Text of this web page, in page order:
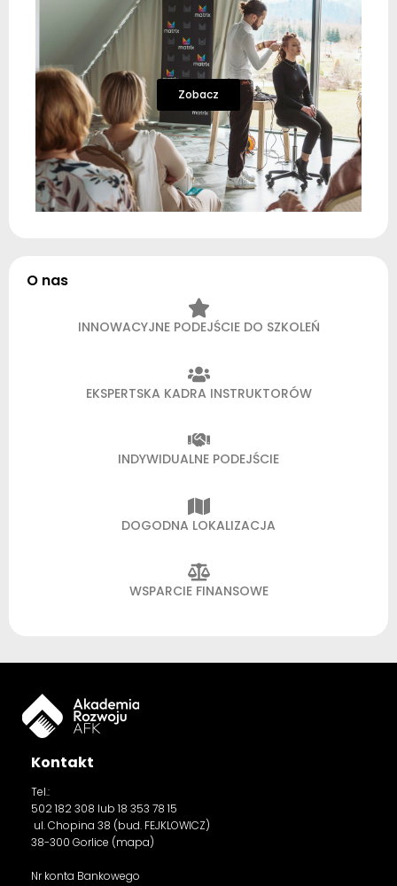
Zobacz
O nas
INNOWACYJNE PODEJŚCIE DO SZKOLEŃ
EKSPERTSKA KADRA INSTRUKTORÓW
INDYWIDUALNE PODEJŚCIE
DOGODNA LOKALIZACJA
WSPARCIE FINANSOWE
Kontakt
Tel.:
502 182 308 lub 18 353 78 15
ul. Chopina 38 (bud. FEJKLOWICZ)
38-300 Gorlice (mapa)
Nr konta Bankowego